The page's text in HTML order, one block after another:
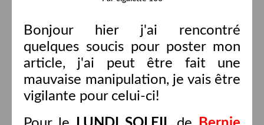
Bonjour hier j'ai rencontré
quelques soucis pour poster mon
article, j'ai peut être fait une
mauvaise manipulation, je vais être
vigilante pour celui-ci!